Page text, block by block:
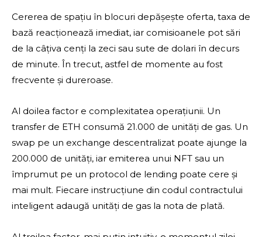
Cererea de spațiu în blocuri depășește oferta, taxa de
bază reacționează imediat, iar comisioanele pot sări
de la câțiva cenți la zeci sau sute de dolari în decurs
de minute. În trecut, astfel de momente au fost
frecvente și dureroase.
Al doilea factor e complexitatea operațiunii. Un
transfer de ETH consumă 21.000 de unități de gas. Un
swap pe un exchange descentralizat poate ajunge la
200.000 de unități, iar emiterea unui NFT sau un
împrumut pe un protocol de lending poate cere și
mai mult. Fiecare instrucțiune din codul contractului
inteligent adaugă unități de gas la nota de plată.